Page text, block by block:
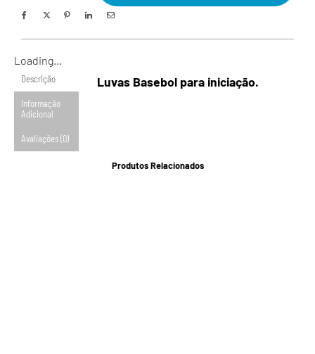
Loading...
Descrição
Informação
Adicional
Avaliações (0)
Luvas Basebol para iniciação.
Produtos Relacionados